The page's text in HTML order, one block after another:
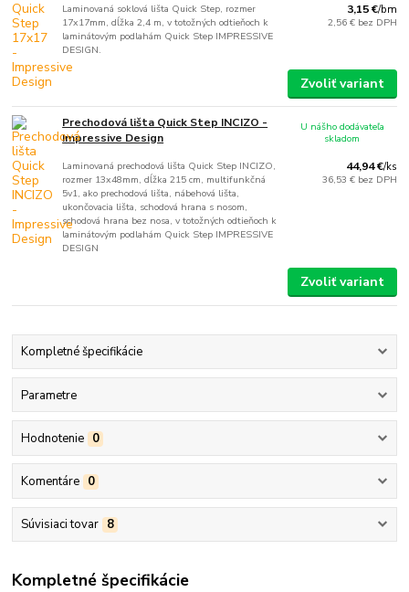
Laminovaná soklová lišta Quick Step, rozmer
17x17mm, dĺžka 2,4 m, v totožných odtieňoch k
laminátovým podlahám Quick Step IMPRESSIVE
DESIGN.
3,15 €/bm
2,56 € bez DPH
Zvoliť variant
Prechodová lišta Quick Step INCIZO -
Impressive Design
Laminovaná prechodová lišta Quick Step INCIZO,
rozmer 13x48mm, dĺžka 215 cm, multifunkčná
5v1, ako prechodová lišta, nábehová lišta,
ukončovacia lišta, schodová hrana s nosom,
schodová hrana bez nosa, v totožných odtieňoch k
laminátovým podlahám Quick Step IMPRESSIVE
DESIGN
44,94 €/ks
36,53 € bez DPH
U nášho dodávateľa
skladom
Zvoliť variant
Kompletné špecifikácie
Parametre
Hodnotenie 0
Komentáre 0
Súvisiaci tovar 8
Kompletné špecifikácie